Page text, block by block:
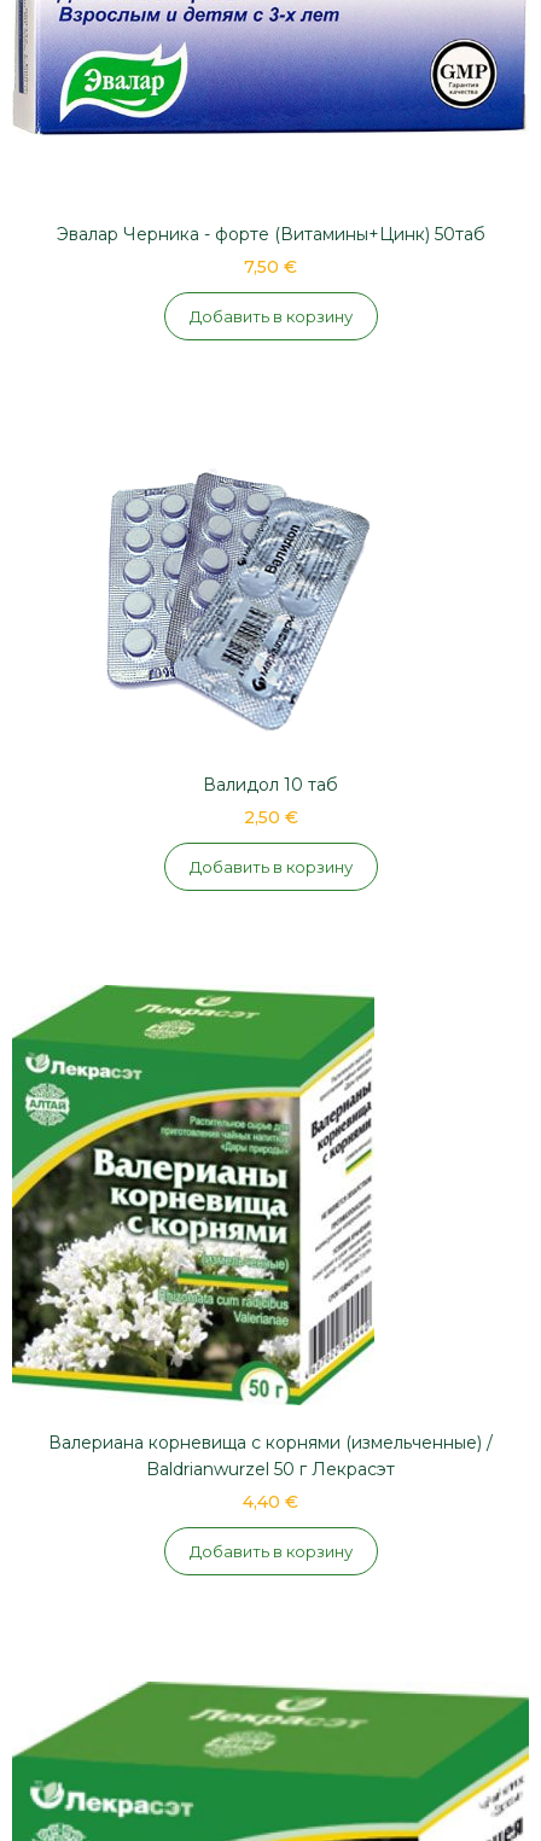
Эвалар Черника - форте (Витамины+Цинк) 50таб
7,50 €
Добавить в корзину
Валидол 10 таб
2,50 €
Добавить в корзину
Валериана корневища с корнями (измельченные) /
Baldrianwurzel 50 г Лекрасэт
4,40 €
Добавить в корзину